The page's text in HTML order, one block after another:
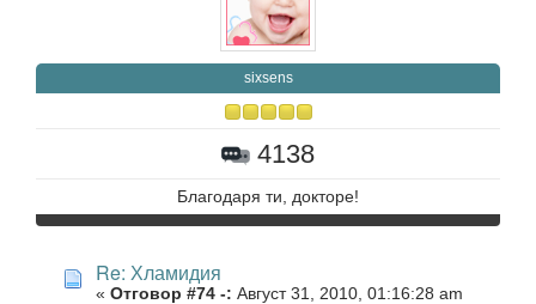
sixsens
4138
Благодаря ти, докторе!
Re: Хламидия
« Отговор #74 -: Август 31, 2010, 01:16:28 am